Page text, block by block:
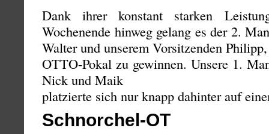
Dank ihrer konstant starken
Wochenende hinweg gelang es der 2.
Walter und unserem Vorsitzenden
OTTO-Pokal zu gewinnen. Unsere 1.
Nick und Maik
platzierte sich nur knapp dahinter auf
Schnorchel-OT